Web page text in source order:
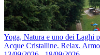
Yoga, Natura e uno dei Laghi
Acque Cristalline. Relax.